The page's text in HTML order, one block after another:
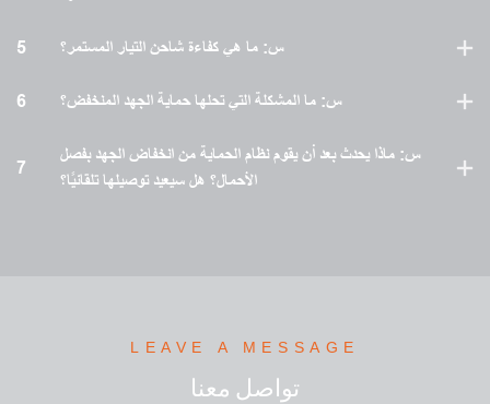
5 س: ما هي كفاءة شاحن التيار المستمر؟
6 س: ما المشكلة التي تحلها حماية الجهد المنخفض؟
7
س: ماذا يحدث بعد أن يقوم نظام الحماية من انخفاض الجهد بفصل
الأحمال؟ هل سيعيد توصيلها تلقائيًا؟
LEAVE A MESSAGE
تواصل معنا